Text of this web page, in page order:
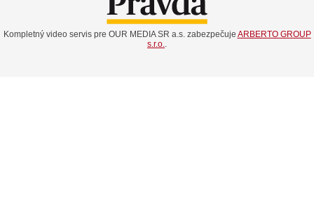
Kompletný video servis pre OUR MEDIA SR a.s. zabezpečuje ARBERTO GROUP
s.r.o.